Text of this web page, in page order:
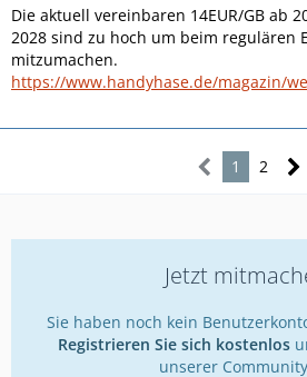
Die aktuell vereinbaren 14EUR/GB ab
2028 sind zu hoch um beim regulären
mitzumachen.
https://www.handyhase.de/magazin/
1 2
Jetzt
Sie haben noch kein
Registrieren Sie sich kostenlos
unserer